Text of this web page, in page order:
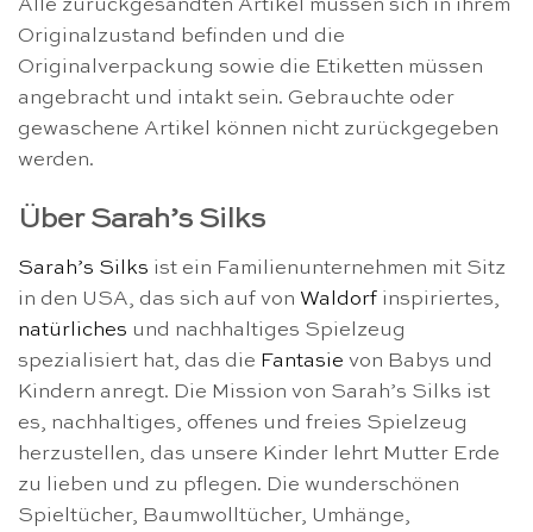
Alle zurückgesandten Artikel müssen sich in ihrem
Originalzustand befinden und die
Originalverpackung sowie die Etiketten müssen
angebracht und intakt sein. Gebrauchte oder
gewaschene Artikel können nicht zurückgegeben
werden.
Über Sarah’s Silks
Sarah’s Silks ist ein Familienunternehmen mit Sitz
in den USA, das sich auf von Waldorf inspiriertes,
natürliches und nachhaltiges Spielzeug
spezialisiert hat, das die Fantasie von Babys und
Kindern anregt. Die Mission von Sarah’s Silks ist
es, nachhaltiges, offenes und freies Spielzeug
herzustellen, das unsere Kinder lehrt Mutter Erde
zu lieben und zu pflegen. Die wunderschönen
Spieltücher, Baumwolltücher, Umhänge,